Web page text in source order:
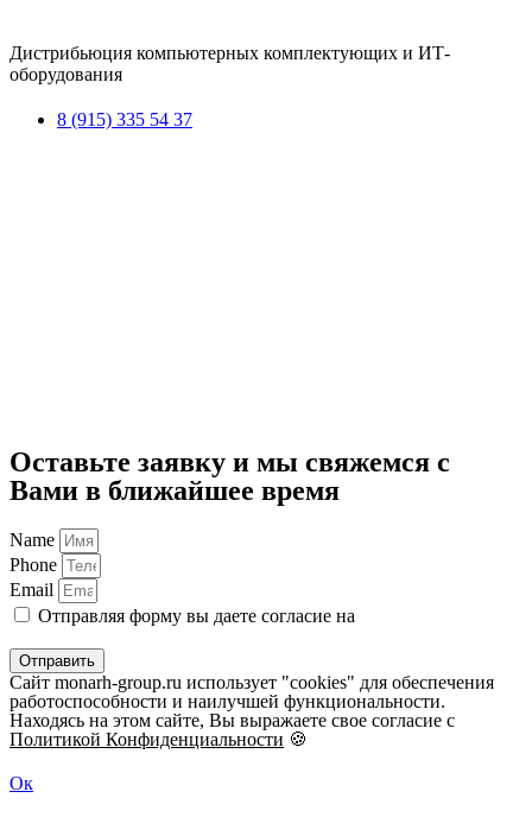
Дистрибьюция компьютерных комплектующих и ИТ-
оборудования
8 (915) 335 54 37
Оставьте заявку и мы свяжемся с
Вами в ближайшее время
Name
Phone
Email
Отправляя форму вы даете согласие на
Отправить
Сайт monarh-group.ru использует "cookies" для обеспечения
работоспособности и наилучшей функциональности.
Находясь на этом сайте, Вы выражаете свое согласие с
Политикой Конфиденциальности 🍪
Ок